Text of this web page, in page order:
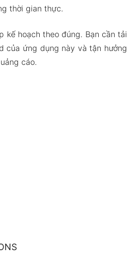
thời gian thực.
kế hoạch theo đúng. Bạn cần tải
của ứng dụng này và tận hưởng
cáo.